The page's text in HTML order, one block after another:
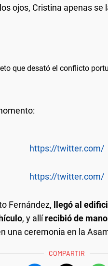
ojos, Cristina apenas
que desató el conflicto
https://twitter.com/
https://twitter.com/
Fernández, llegó al
, y allírecibió de
una ceremonia en la
COMPARTIR